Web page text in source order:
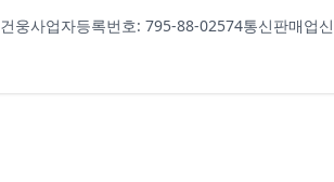
웅사업자등록번호: 795-88-02574통신판매업